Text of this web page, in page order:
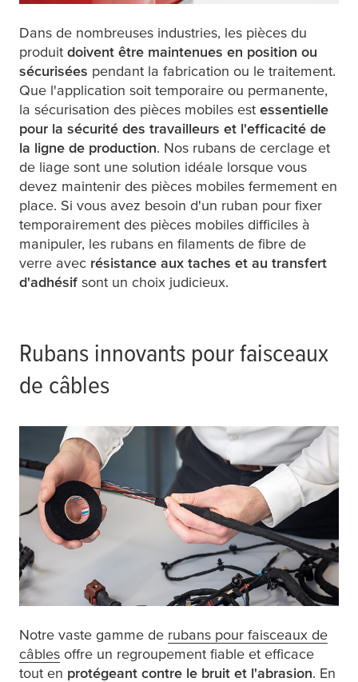
Dans de nombreuses industries, les pièces du
produit doivent être maintenues en position ou
sécurisées pendant la fabrication ou le traitement.
Que l'application soit temporaire ou permanente,
la sécurisation des pièces mobiles est essentielle
pour la sécurité des travailleurs et l'efficacité de
la ligne de production. Nos rubans de cerclage et
de liage sont une solution idéale lorsque vous
devez maintenir des pièces mobiles fermement en
place. Si vous avez besoin d'un ruban pour fixer
temporairement des pièces mobiles difficiles à
manipuler, les rubans en filaments de fibre de
verre avec résistance aux taches et au transfert
d'adhésif sont un choix judicieux.
Rubans innovants pour faisceaux
de câbles
Notre vaste gamme de rubans pour faisceaux de
câbles offre un regroupement fiable et efficace
tout en protégeant contre le bruit et l'abrasion. En